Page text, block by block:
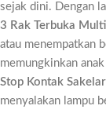
sejak dini. Dengan
3 Rak Terbuka
atau menempatkan
memungkinkan
Stop Kontak
menyalakan lampu